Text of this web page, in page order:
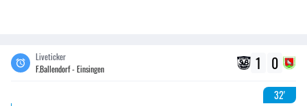
Liveticker
F.Ballendorf - Einsingen
1 0
32'